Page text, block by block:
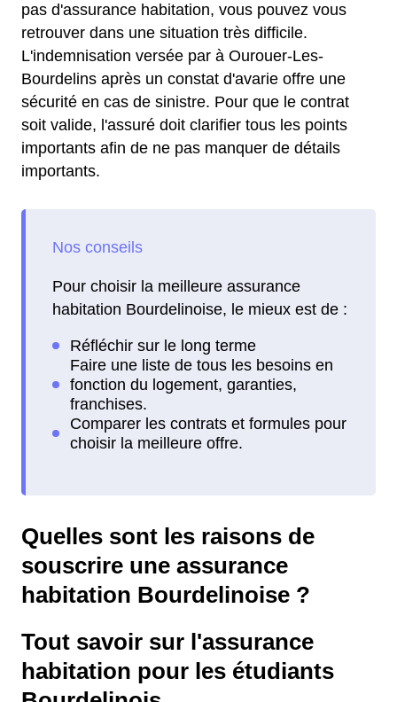
pas d'assurance habitation, vous pouvez vous
retrouver dans une situation très difficile.
L'indemnisation versée par à Ourouer-Les-
Bourdelins après un constat d'avarie offre une
sécurité en cas de sinistre. Pour que le contrat
soit valide, l'assuré doit clarifier tous les points
importants afin de ne pas manquer de détails
importants.
Pour choisir la meilleure assurance
habitation Bourdelinoise, le mieux est de :
Quelles sont les raisons de
souscrire une assurance
habitation Bourdelinoise ?
Tout savoir sur l'assurance
habitation pour les étudiants